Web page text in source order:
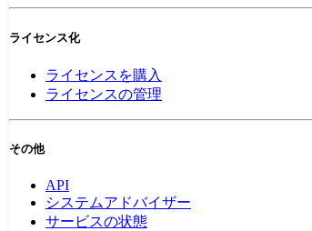
ライセンス化
ライセンスを購入
ライセンスの管理
その他
API
システムアドバイザー
サービスの状態